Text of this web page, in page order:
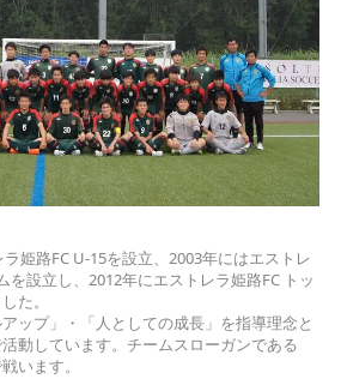
姫路FC U-15を設立、2003年にはエストレ
を設立し、2012年にエストレラ姫路FC トッ
た。
アップ」・「人としての成長」を指導理念と
動しています。チームスローガンである
います。